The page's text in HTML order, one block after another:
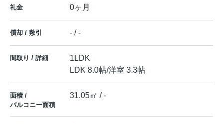
礼金 0ヶ月
償却 / 敷引 - / -
間取り / 詳細
1LDK
LDK 8.0帖/洋室 3.3帖
面積 /
バルコニー面積
31.05㎡ / -